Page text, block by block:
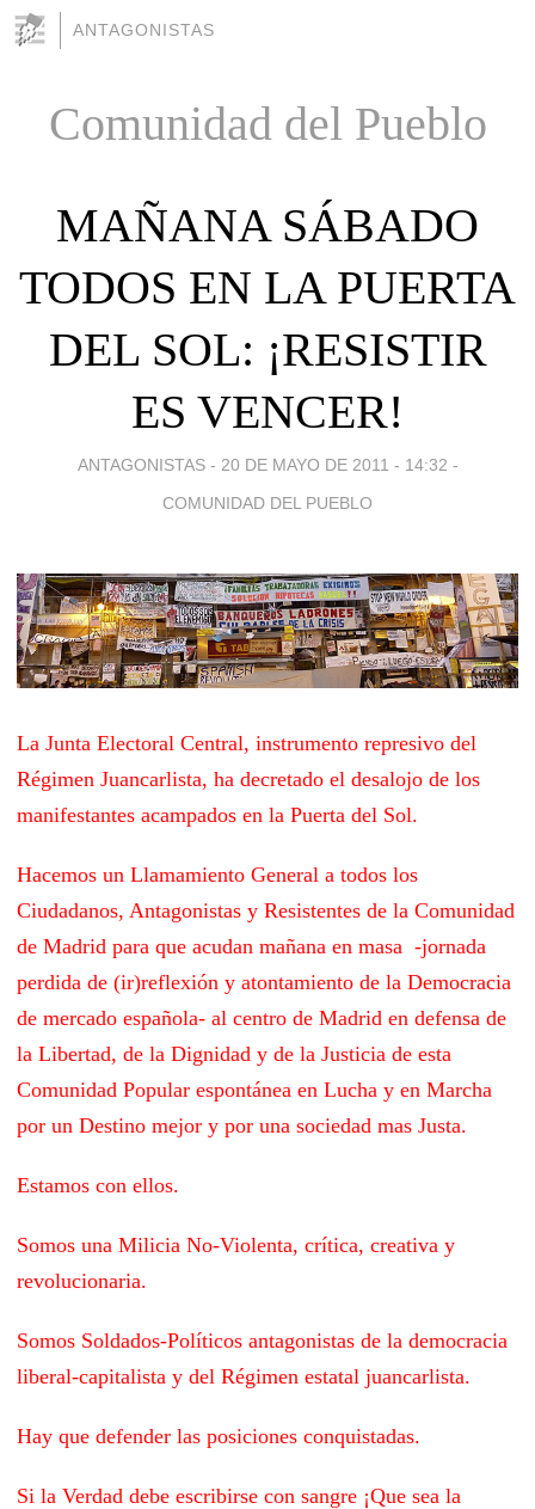
ANTAGONISTAS
Comunidad del Pueblo
MAÑANA SÁBADO
TODOS EN LA PUERTA
DEL SOL: ¡RESISTIR
ES VENCER!
ANTAGONISTAS - 20 DE MAYO DE 2011 - 14:32 -
COMUNIDAD DEL PUEBLO
La Junta Electoral Central, instrumento represivo del
Régimen Juancarlista, ha decretado el desalojo de los
manifestantes acampados en la Puerta del Sol.
Hacemos un Llamamiento General a todos los
Ciudadanos, Antagonistas y Resistentes de la Comunidad
de Madrid para que acudan mañana en masa -jornada
perdida de (ir)reflexión y atontamiento de la Democracia
de mercado española- al centro de Madrid en defensa de
la Libertad, de la Dignidad y de la Justicia de esta
Comunidad Popular espontánea en Lucha y en Marcha
por un Destino mejor y por una sociedad mas Justa.
Estamos con ellos.
Somos una Milicia No-Violenta, crítica, creativa y
revolucionaria.
Somos Soldados-Políticos antagonistas de la democracia
liberal-capitalista y del Régimen estatal juancarlista.
Hay que defender las posiciones conquistadas.
Si la Verdad debe escribirse con sangre ¡Que sea la